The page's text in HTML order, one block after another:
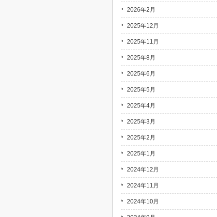
2026年2月
2025年12月
2025年11月
2025年8月
2025年6月
2025年5月
2025年4月
2025年3月
2025年2月
2025年1月
2024年12月
2024年11月
2024年10月